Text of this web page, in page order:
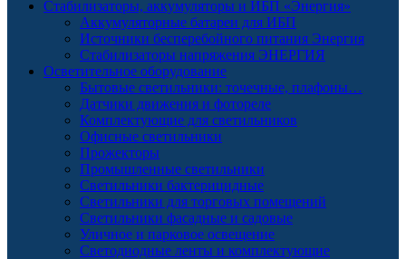
Стабилизаторы, аккумуляторы и ИБП «Энергия»
Аккумуляторные батареи для ИБП
Источники бесперебойного питания Энергия
Стабилизаторы напряжения ЭНЕРГИЯ
Осветительное оборудование
Бытовые светильники: точечные, плафоны…
Датчики движения и фотореле
Комплектующие для светильников
Офисные светильники
Прожекторы
Промышленные светильники
Светильники бактерицидные
Светильники для торговых помещений
Светильники фасадные и садовые
Уличное и парковое освещение
Светодиодные ленты и комплектующие